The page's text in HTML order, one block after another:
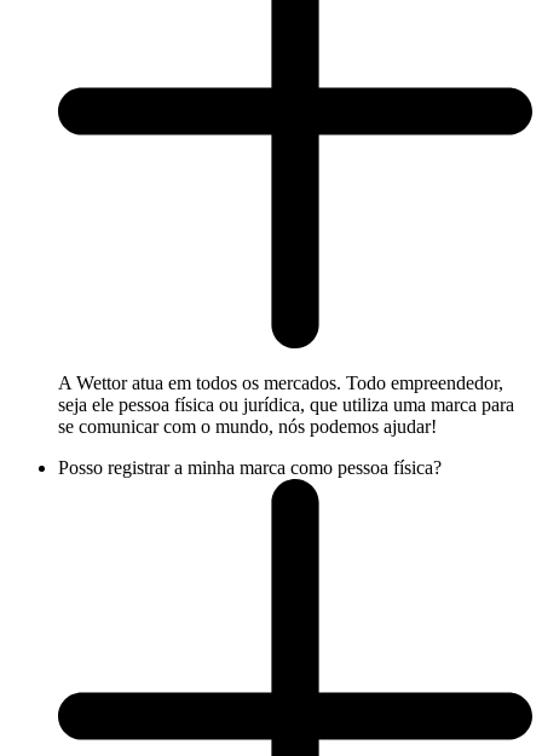
A Wettor atua em todos os mercados. Todo empreendedor,
seja ele pessoa física ou jurídica, que utiliza uma marca para
se comunicar com o mundo, nós podemos ajudar!
Posso registrar a minha marca como pessoa física?